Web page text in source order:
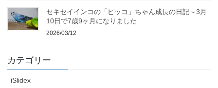
セキセイインコの「ピッコ」ちゃん成長の日記～3月
10日で7歳9ヶ月になりました
2026/03/12
カテゴリー
iSlidex